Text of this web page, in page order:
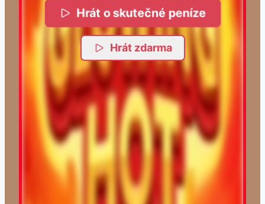
Hrát o skutečné peníze
Hrát zdarma